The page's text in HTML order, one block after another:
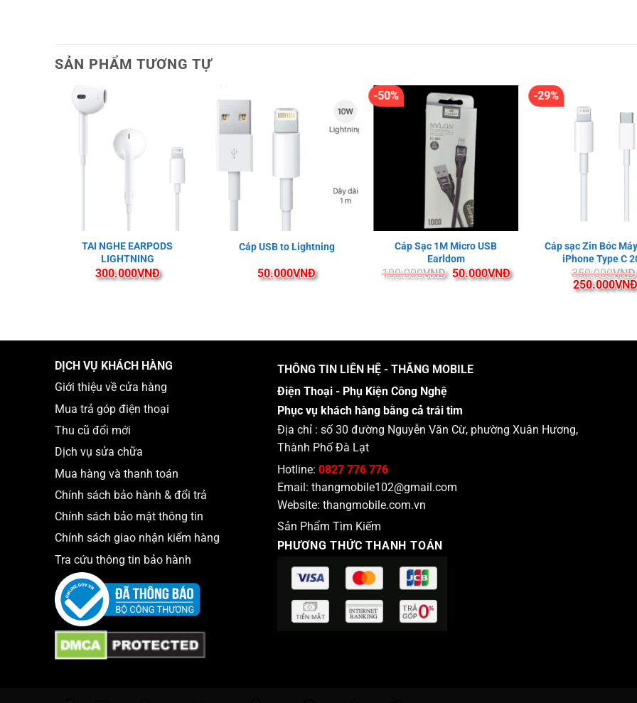
SẢN PHẨM TƯƠNG TỰ
TAI NGHE EARPODS
LIGHTNING
300.000VNĐ
Cáp USB to Lightning
50.000VNĐ
-50%
Cáp Sạc 1M Micro USB
Earldom
100.000VNĐ Giá
gốc
50.000VNĐGiá
hiện
-29%
Cáp sạc Zin Bóc
iPhone Type C
350.000VNĐ
Giá
gốc
250.000VNĐ
DỊCH VỤ KHÁCH HÀNG
Giới thiệu về cửa hàng
Mua trả góp điện thoại
Thu cũ đổi mới
Dịch vụ sửa chữa
Mua hàng và thanh toán
Chính sách bảo hành & đổi trả
Chính sách bảo mật thông tin
Chính sách giao nhận kiểm hàng
Tra cứu thông tin bảo hành
THÔNG TIN LIÊN HỆ - THẮNG MOBILE
Điện Thoại - Phụ Kiện Công Nghệ
Phục vụ khách hàng bằng cả trái tim
Địa chỉ : số 30 đường Nguyễn Văn Cừ, phường Xuân Hương,
Thành Phố Đà Lạt
Hotline: 0827 776 776
Email: thangmobile102@gmail.com
Website: thangmobile.com.vn
Sản Phẩm Tìm Kiếm
PHƯƠNG THỨC THANH TOÁN